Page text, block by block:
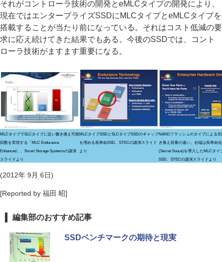
それがコントローラ技術の開発とeMLCタイプの開発により、
現在ではエンタープライズSSDにMLCタイプとeMLCタイプを
搭載することが当たり前になっている。それはコスト低減の要
求に応え続けてきた結果でもある。今後のSSDでは、コント
ローラ技術がますます重要になる。
MLCタイプでSLCタイプに近い書き換え可能
回数を実現する「MLC Endurance
Enhanced」。Smart Storage Systemsの講演
スライドより
MLCタイプSSDとSLCタイプSSDのギャップ
を埋める長寿命SSD。STECの講演スライド
より
NANDフラッシュのタイプによる
き換え容量の違い。右端は長寿命
(Secret Souce)を導入したMLCタイ
SSD。STECの講演スライドより
(2012年 9月 6日)
[Reported by 福田 昭]
編集部のおすすめ記事
SSDベンチマークの期待と現実